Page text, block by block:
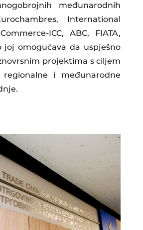
međunarodnih
International
ICC, ABC, FIATA,
joj omogućava da uspješno
projektima s ciljem
regionalne i međunarodne